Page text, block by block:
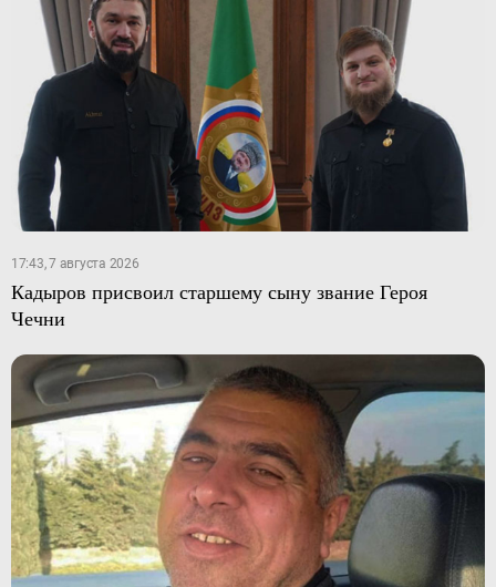
17:43, 7 августа 2026
Кадыров присвоил старшему сыну звание Героя
Чечни